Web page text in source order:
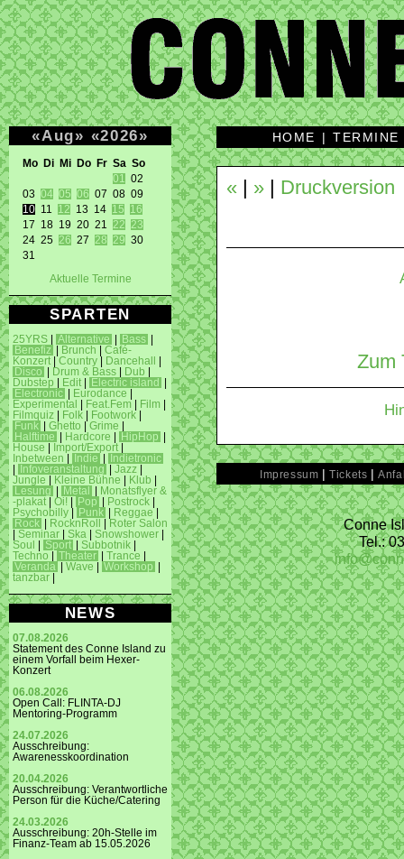
«Aug» «2026»
Mo Di Mi Do Fr Sa So
01
02
03 04 05 06
10 11 12 13 14 15
16
17 18 19 20 21 22
23
24 25 26 27 28 29 30
31
Aktuelle Termine
SPARTEN
25YRS Alternative Bass
Benefiz
Brunch
Café-
Konzert
Country Dancehall
Disco
Drum & Bass Dub
Dubstep
Edit Electric island
Electronic
Eurodance
Experimental
Feat.Fem Film
Filmquiz
Folk Footwork
Funk
Ghetto Grime
Halftime
Hardcore HipHop
House
Import/Export
Inbetween
Indie
Indietronic
Infoveranstaltung Jazz
Jungle
Kleine Bühne Klub
Lesung
Metal
Monatsflyer &
-plakat
Oi! Pop Postrock
Psychobilly
Punk Reggae
Rock
RocknRoll
Roter Salon
Seminar Ska Snowshower
Soul
Sport Subbotnik
Techno
Theater Trance
Veranda
Wave Workshop
tanzbar
NEWS
07.08.2026
Statement des Conne Island zu
einem Vorfall beim Hexer-
Konzert
06.08.2026
Open Call: FLINTA-DJ
Mentoring-Programm
24.07.2026
Ausschreibung:
Awarenesskoordination
20.04.2026
Ausschreibung: Verantwortliche
Person für die Küche/Catering
24.03.2026
Ausschreibung: 20h-Stelle im
Finanz-Team ab 15.05.2026
HOME |TERMINE
« » Druckversion
Zum
Impressum |Tickets |
Conne
Tel.: